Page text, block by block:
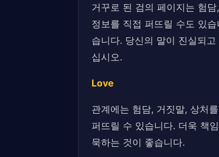
거꾸로 된 검의 페이지는 험
정보를 직접 퍼뜨릴 수도 있
습니다. 당신의 말이 진실되
십시오.
Love
관계에는 험담, 거짓말, 상처
퍼뜨릴 수 있습니다. 더욱 책
묵하는 것이 좋습니다.